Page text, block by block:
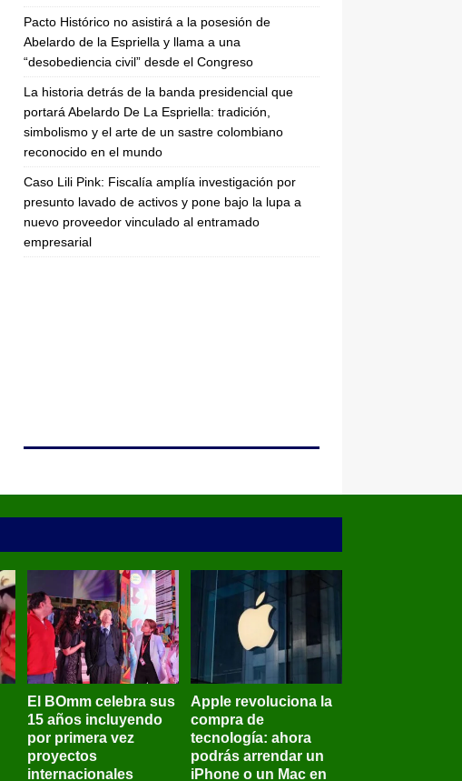
Pacto Histórico no asistirá a la posesión de
Abelardo de la Espriella y llama a una
“desobediencia civil” desde el Congreso
La historia detrás de la banda presidencial que
portará Abelardo De La Espriella: tradición,
simbolismo y el arte de un sastre colombiano
reconocido en el mundo
Caso Lili Pink: Fiscalía amplía investigación por
presunto lavado de activos y pone bajo la lupa a
nuevo proveedor vinculado al entramado
empresarial
El BOmm celebra sus
15 años incluyendo
por primera vez
proyectos
internacionales
Apple revoluciona la
compra de
tecnología: ahora
podrás arrendar un
iPhone o un Mac en